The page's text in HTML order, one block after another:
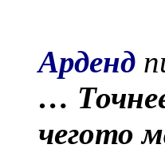
Арденд
…
чегото